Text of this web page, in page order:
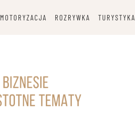
MOTORYZACJA ROZRYWKA TURYSTYKA